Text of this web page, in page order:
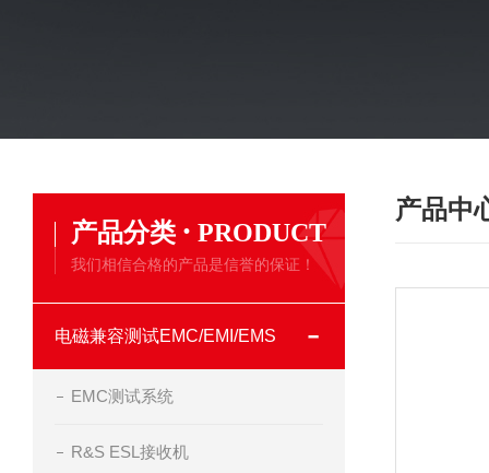
产品分类 · PRODUCT
我们相信合格的产品是信誉的保证！
电磁兼容测试EMC/EMI/EMS
EMC测试系统
R&S ESL接收机
产品中